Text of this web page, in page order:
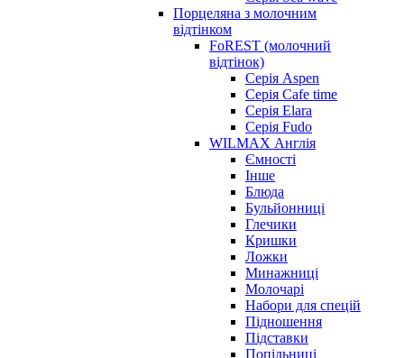
Порцеляна з молочним
відтінком
FoREST (молочний
відтінок)
Серія Aspen
Серія Cafe time
Серія Elara
Серія Fudo
WILMAX Англія
Ємності
Інше
Блюда
Бульйонниці
Глечики
Кришки
Ложки
Минажниці
Молочарі
Набори для спецій
Підношення
Підставки
Попільниці